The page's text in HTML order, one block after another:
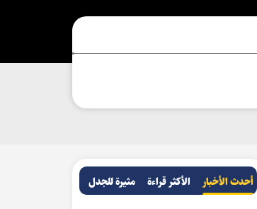
أحدث الأخبار الأکثر قراءة مثيرة للجدل